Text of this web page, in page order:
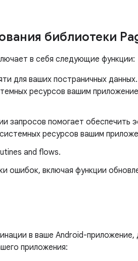
библиотеки
в себя следующие функции:
для ваших постраничных
ресурсов вашим
запросов помогает обеспечить
ресурсов вашим
and flows.
ошибок, включая функции
в ваше Android-
приложения: